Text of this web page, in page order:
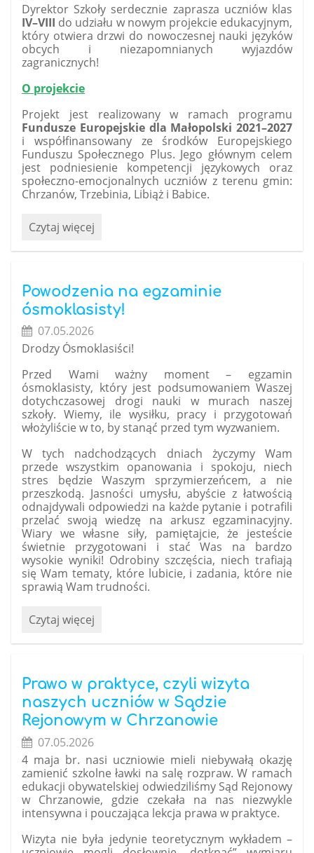
Dyrektor Szkoły serdecznie zaprasza uczniów klas
IV–VIII do udziału w nowym projekcie edukacyjnym,
który otwiera drzwi do nowoczesnej nauki języków
obcych i niezapomnianych wyjazdów
zagranicznych!
O projekcie
Projekt jest realizowany w ramach programu
Fundusze Europejskie dla Małopolski 2021–2027
i współfinansowany ze środków Europejskiego
Funduszu Społecznego Plus. Jego głównym celem
jest podniesienie kompetencji językowych oraz
społeczno-emocjonalnych uczniów z terenu gmin:
Chrzanów, Trzebinia, Libiąż i Babice.
Rekrutacja
projektu:
kształcenia
ogólnego
na
terenie
MOF
Czytaj więcej
Powodzenia na egzaminie
ósmoklasisty!
07.05.2026
Drodzy Ósmoklasiści!
Przed Wami ważny moment – egzamin
ósmoklasisty, który jest podsumowaniem Waszej
dotychczasowej drogi nauki w murach naszej
szkoły. Wiemy, ile wysiłku, pracy i przygotowań
włożyliście w to, by stanąć przed tym wyzwaniem.
W tych nadchodzących dniach życzymy Wam
przede wszystkim opanowania i spokoju, niech
stres będzie Waszym sprzymierzeńcem, a nie
przeszkodą. Jasności umysłu, abyście z łatwością
odnajdywali odpowiedzi na każde pytanie i potrafili
przelać swoją wiedzę na arkusz egzaminacyjny.
Wiary we własne siły, pamiętajcie, że jesteście
świetnie przygotowani i stać Was na bardzo
wysokie wyniki! Odrobiny szczęścia, niech trafiają
się Wam tematy, które lubicie, i zadania, które nie
sprawią Wam trudności.
Powodzenia
Czytaj więcej
Prawo w praktyce, czyli wizyta
naszych uczniów w Sądzie
Rejonowym w Chrzanowie
07.05.2026
4 maja br. nasi uczniowie mieli niebywałą okazję
zamienić szkolne ławki na salę rozpraw. W ramach
edukacji obywatelskiej odwiedziliśmy Sąd Rejonowy
w Chrzanowie, gdzie czekała na nas niezwykle
intensywna i pouczająca lekcja prawa w praktyce.
Wizyta nie była jedynie teoretycznym wykładem –